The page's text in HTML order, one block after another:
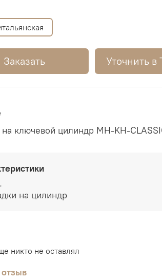
Заказать Уточнить в
ключевой цилиндр MH-KH-
на цилиндр
никто не оставлял